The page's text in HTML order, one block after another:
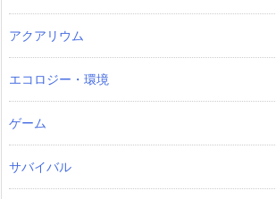
アクアリウム
エコロジー・環境
ゲーム
サバイバル